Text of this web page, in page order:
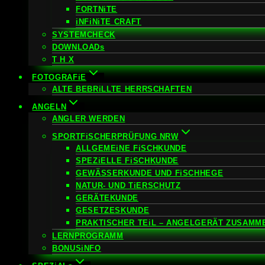
FORTNiTE
iNFiNiTE CRAFT
SYSTEMCHECK
DOWNLOADs
T H X
FOTOGRAFiE
ALTE BEBRiLLTE HERRSCHAFTEN
ANGELN
ANGLER WERDEN
SPORTFiSCHERPRÜFUNG NRW
ALLGEMEiNE FiSCHKUNDE
SPEZiELLE FiSCHKUNDE
GEWÄSSERKUNDE UND FiSCHHEGE
NATUR- UND TiERSCHUTZ
GERÄTEKUNDE
GESETZESKUNDE
PRAKTISCHER TEiL – ANGELGERÄT
LERNPROGRAMM
BONUSiNFO